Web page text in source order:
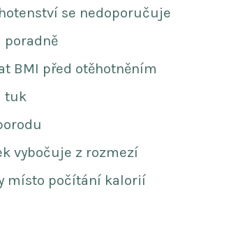
se nedoporučuje
poradně
BMI před otěhotněním
tuk
vybočuje z rozmezí
místo počítání kalorií